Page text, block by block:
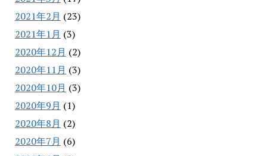
2021年2月 (23)
2021年1月 (3)
2020年12月 (2)
2020年11月 (3)
2020年10月 (3)
2020年9月 (1)
2020年8月 (2)
2020年7月 (6)